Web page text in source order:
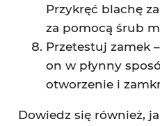
Przykręć blachę
za pomocą śrub
Przetestuj zamek
on w płynny
otworzenie i
Dowiedz się również,